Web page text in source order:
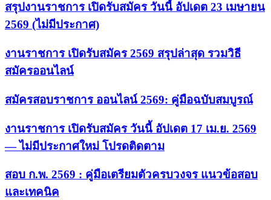
สรุปงานราชการ เปิดรับสมัคร วันนี้ อัปเดต 23 เมษายน
2569 (ไม่มีประกาศ)
งานราชการ เปิดรับสมัคร 2569 สรุปล่าสุด รวมวิธี
สมัครออนไลน์
สมัครสอบราชการ ออนไลน์ 2569: คู่มือฉบับสมบูรณ์
งานราชการ เปิดรับสมัคร วันนี้ อัปเดต 17 เม.ย. 2569
— ไม่มีประกาศใหม่ โปรดติดตาม
สอบ ก.พ. 2569 : คู่มือเตรียมตัวครบวงจร แนวข้อสอบ
และเทคนิค